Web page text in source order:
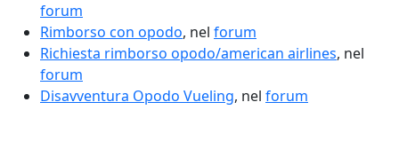
forum
Rimborso con opodo, nel forum
Richiesta rimborso opodo/american airlines, nel
forum
Disavventura Opodo Vueling, nel forum